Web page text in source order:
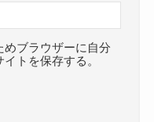
めブラウザーに自分
トを保存する。